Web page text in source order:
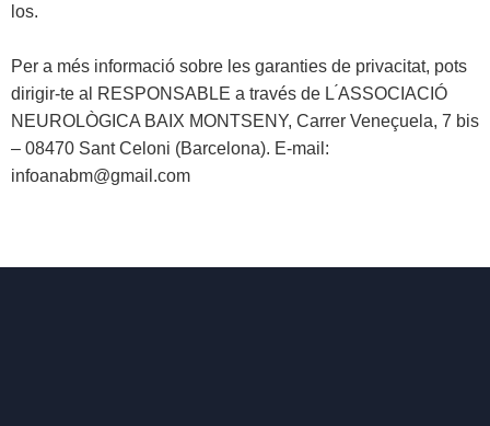
los.
Per a més informació sobre les garanties de privacitat, pots
dirigir-te al RESPONSABLE a través de L ́ASSOCIACIÓ
NEUROLÒGICA BAIX MONTSENY, Carrer Veneçuela, 7 bis
– 08470 Sant Celoni (Barcelona). E-mail:
infoanabm@gmail.com